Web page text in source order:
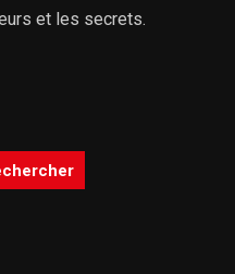
et les secrets.